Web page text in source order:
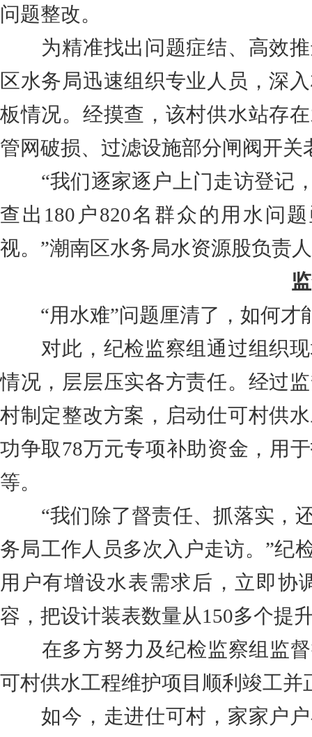
问题整改。
为精准找出问题症结、高效
区水务局迅速组织专业人员，深
板情况。经摸查，该村供水站存
管网破损、过滤设施部分闸阀开关
“我们逐家逐户上门走访登记
查出180户820名群众的用水问
视。”潮南区水务局水资源股负责
“用水难”问题厘清了，如何
对此，纪检监察组通过组织
情况，层层压实各方责任。经过
村制定整改方案，启动仕可村供
功争取78万元专项补助资金，用
等。
“我们除了督责任、抓落实，
务局工作人员多次入户走访。”纪
用户有增设水表需求后，立即协
容，把设计装表数量从150多个提
在多方努力及纪检监察组监
可村供水工程维护项目顺利竣工并
如今，走进仕可村，家家户